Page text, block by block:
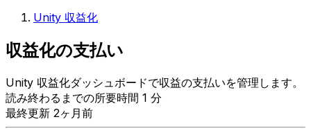
Unity 収益化
収益化の支払い
Unity 収益化ダッシュボードで収益の支払いを管理します。
読み終わるまでの所要時間 1 分
最終更新 2ヶ月前